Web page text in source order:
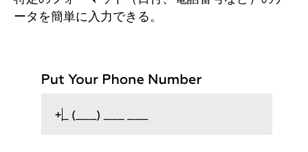
ータを簡単に入力できる。